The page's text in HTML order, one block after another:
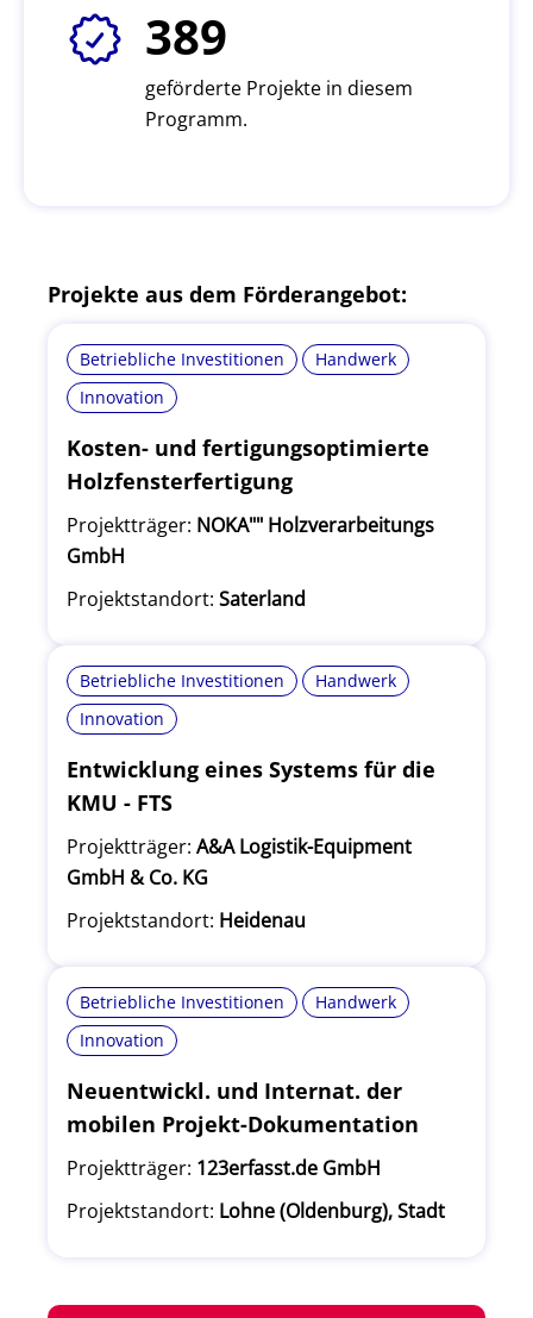
389
geförderte Projekte in diesem
Programm.
Projekte aus dem Förderangebot:
Betriebliche Investitionen
Handwerk
Innovation
Kosten- und fertigungsoptimierte
Holzfensterfertigung
Projektträger: NOKA"" Holzverarbeitungs
GmbH
Projektstandort: Saterland
Betriebliche Investitionen
Handwerk
Innovation
Entwicklung eines Systems für die
KMU - FTS
Projektträger: A&A Logistik-Equipment
GmbH & Co. KG
Projektstandort: Heidenau
Betriebliche Investitionen
Handwerk
Innovation
Neuentwickl. und Internat. der
mobilen Projekt-Dokumentation
Projektträger: 123erfasst.de GmbH
Projektstandort: Lohne (Oldenburg), Stadt